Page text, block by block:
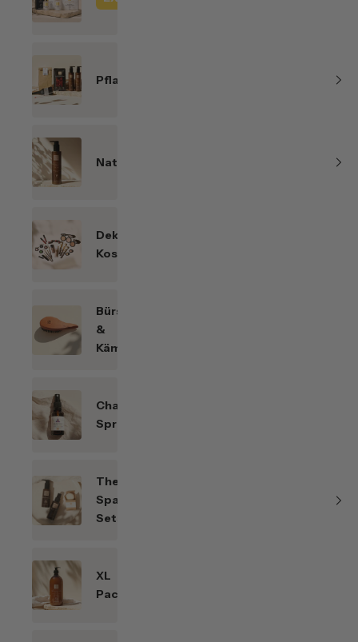
Pflanzenhaarfarben
Naturkosmetik
Dekorative
Kosmetik
Bürsten
&
Kämme
Chakren-
Sprays
Themen-
Spar-
Sets
XL
Packungen